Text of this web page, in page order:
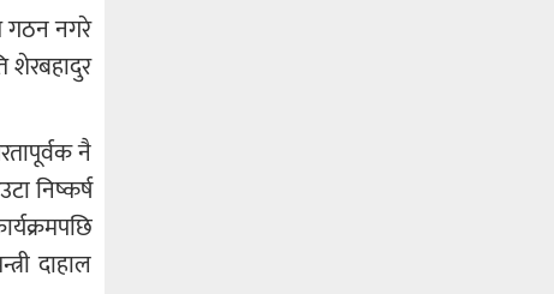
गठन नगरे
शेरबहादुर
नै
निष्कर्ष
दाहाल